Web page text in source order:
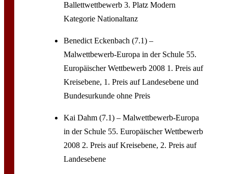
Ballettwettbewerb 3. Platz Modern
Kategorie Nationaltanz
Benedict Eckenbach (7.1) –
Malwettbewerb-Europa in der Schule 55.
Europäischer Wettbewerb 2008 1. Preis auf
Kreisebene, 1. Preis auf Landesebene und
Bundesurkunde ohne Preis
Kai Dahm (7.1) – Malwettbewerb-Europa
in der Schule 55. Europäischer Wettbewerb
2008 2. Preis auf Kreisebene, 2. Preis auf
Landesebene